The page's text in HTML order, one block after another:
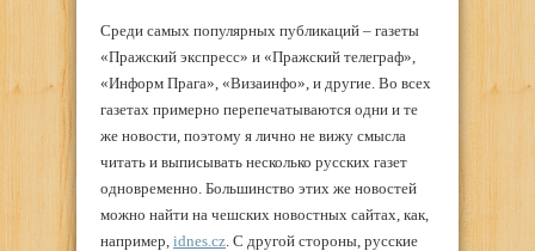
Среди самых популярных публикаций – газеты
«Пражский экспресс» и «Пражский телеграф»,
«Информ Прага», «Визаинфо», и другие. Во всех
газетах примерно перепечатываются одни и те
же новости, поэтому я лично не вижу смысла
читать и выписывать несколько русских газет
одновременно. Большинство этих же новостей
можно найти на чешских новостных сайтах, как,
например, idnes.cz . С другой стороны, русские